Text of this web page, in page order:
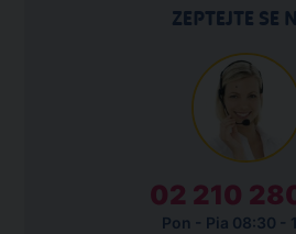
ZEPTEJTE SE
02 210
Pon - Pia 08:30 -